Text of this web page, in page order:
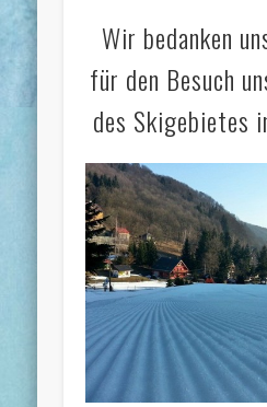
Wir bedanken
für den Besuch
des Skigebietes